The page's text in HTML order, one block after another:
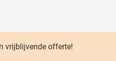
vrijblijvende offerte!